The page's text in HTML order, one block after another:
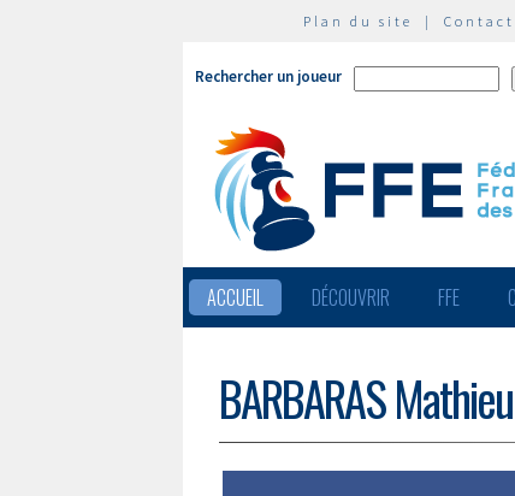
Plan du site | Contact
Rechercher un joueur
ACCUEIL DÉCOUVRIR FFE
BARBARAS Mathieu